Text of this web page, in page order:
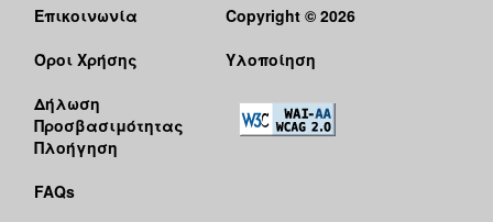
Επικοινωνία
Όροι Χρήσης
Δήλωση
Προσβασιμότητας
Πλοήγηση
FAQs
Copyright © 2026
Υλοποίηση